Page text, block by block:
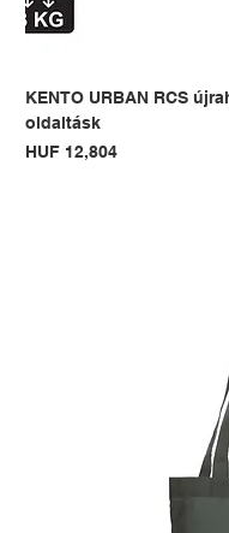
KENTO URBAN RCS
oldaltásk
Price
HUF 12,804